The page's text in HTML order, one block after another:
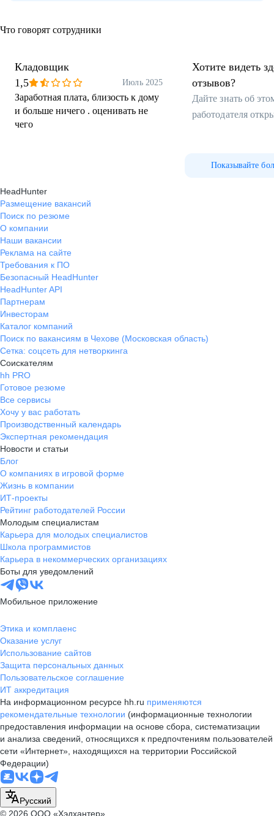
Что говорят сотрудники
Кладовщик
1,5
Июль 2025
Заработная плата, близость к дому
и больше ничего . оценивать не
чего
Хотите видеть
отзывов?
Дайте знать об
работодателя
Показывайте
HeadHunter
Размещение вакансий
Поиск по резюме
О компании
Наши вакансии
Реклама на сайте
Требования к ПО
Безопасный HeadHunter
HeadHunter API
Партнерам
Инвесторам
Каталог компаний
Поиск по вакансиям в Чехове (Московская область)
Сетка: соцсеть для нетворкинга
Соискателям
hh PRO
Готовое резюме
Все сервисы
Хочу у вас работать
Производственный календарь
Экспертная рекомендация
Новости и статьи
Блог
О компаниях в игровой форме
Жизнь в компании
ИТ-проекты
Рейтинг работодателей России
Молодым специалистам
Карьера для молодых специалистов
Школа программистов
Карьера в некоммерческих организациях
Боты для уведомлений
Мобильное приложение
Этика и комплаенс
Оказание услуг
Использование сайтов
Защита персональных данных
Пользовательское соглашение
ИТ аккредитация
На информационном ресурсе hh.ru применяются
рекомендательные технологии (информационные технологии
предоставления информации на основе сбора, систематизации
и анализа сведений, относящихся к предпочтениям пользователей
сети «Интернет», находящихся на территории Российской
Федерации)
Русский
© 2026 ООО «Хэдхантер»